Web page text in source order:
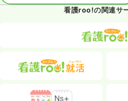
看護roo!の関連サ